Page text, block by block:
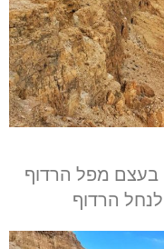
בעצם מפל הרדוף
הרדוף